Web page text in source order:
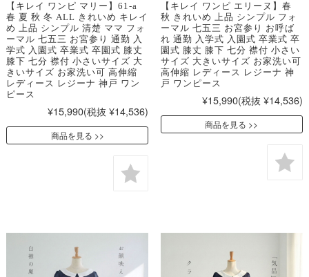
【キレイ ワンピ マリー】61-a
春 夏 秋 冬 ALL きれいめ キレイ
め 上品 シンプル 清楚 ママ フォ
ーマル 七五三 お宮参り 通勤 入
学式 入園式 卒業式 卒園式 膝丈
膝下 七分 襟付 小さいサイズ 大
きいサイズ お家洗い可 高伸縮
レディース レジーナ 神戸 ワン
ピース
¥15,990(税抜 ¥14,536)
商品を見る
【キレイ ワンピ エリーヌ】春
秋 きれいめ 上品 シンプル フォ
ーマル 七五三 お宮参り お呼ば
れ 通勤 入学式 入園式 卒業式 卒
園式 膝丈 膝下 七分 襟付 小さい
サイズ 大きいサイズ お家洗い可
高伸縮 レディース レジーナ 神
戸 ワンピース
¥15,990(税抜 ¥14,536)
商品を見る